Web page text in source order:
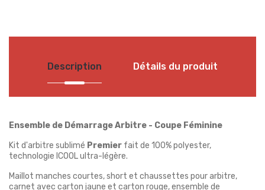
Description Détails du produit
Ensemble de Démarrage Arbitre - Coupe Féminine
Kit d'arbitre sublimé Premier fait de 100% polyester,
technologie ICOOL ultra-légère.
Maillot manches courtes, short et chaussettes pour arbitre,
carnet avec carton jaune et carton rouge, ensemble de